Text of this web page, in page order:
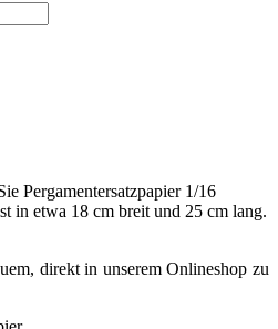
Pergamentersatzpapier 1/16
in etwa 18 cm breit und 25 cm lang.
direkt in unserem Onlineshop zu